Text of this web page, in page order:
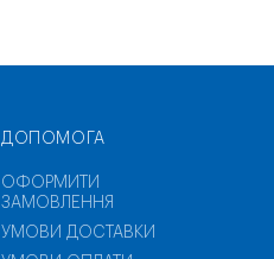
ДОПОМОГА
ОФОРМИТИ
ЗАМОВЛЕННЯ
УМОВИ ДОСТАВКИ